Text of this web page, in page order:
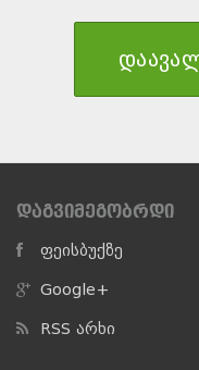
ᲓᲐᲒᲕᲘᲛᲔᲒᲝᲑᲠᲓᲘ
ფეისბუქზე
Google+
RSS არხი